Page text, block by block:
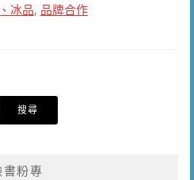
冰品, 品牌合作
書粉專